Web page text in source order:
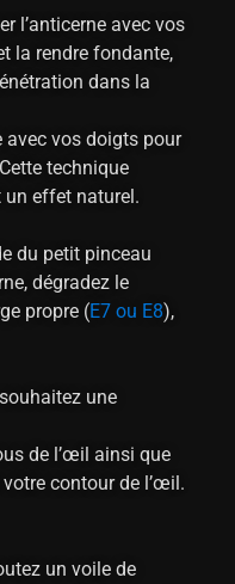
l’anticerne avec vos
la rendre fondante,
dans la
avec vos doigts pour
technique
un effet naturel.
du petit pinceau
dégradez le
propre (E7 ou E8),
une
de l’œil ainsi que
contour de l’œil.
un voile de